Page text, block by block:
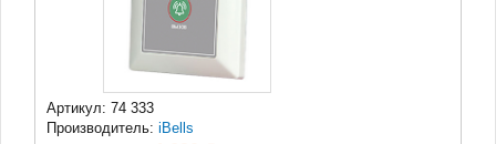
Артикул: 74 333
Производитель: iBells